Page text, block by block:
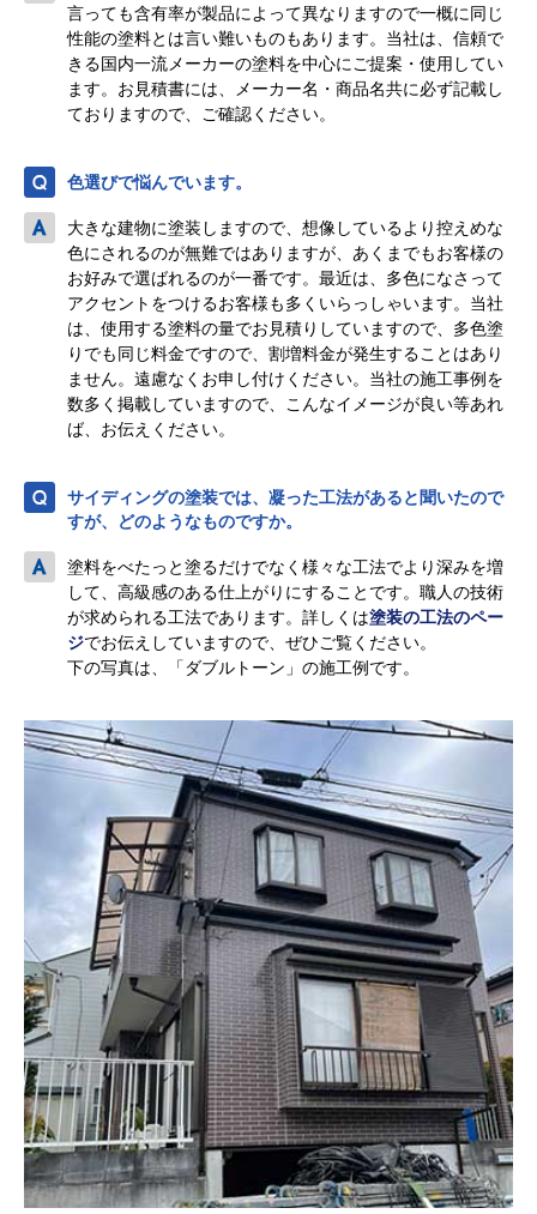
言っても含有率が製品によって異なりますので一概に同じ
性能の塗料とは言い難いものもあります。当社は、信頼で
きる国内一流メーカーの塗料を中心にご提案・使用してい
ます。お見積書には、メーカー名・商品名共に必ず記載し
ておりますので、ご確認ください。
色選びで悩んでいます。
大きな建物に塗装しますので、想像しているより控えめな
色にされるのが無難ではありますが、あくまでもお客様の
お好みで選ばれるのが一番です。最近は、多色になさって
アクセントをつけるお客様も多くいらっしゃいます。当社
は、使用する塗料の量でお見積りしていますので、多色塗
りでも同じ料金ですので、割増料金が発生することはあり
ません。遠慮なくお申し付けください。当社の施工事例を
数多く掲載していますので、こんなイメージが良い等あれ
ば、お伝えください。
サイディングの塗装では、凝った工法があると聞いたので
すが、どのようなものですか。
塗料をべたっと塗るだけでなく様々な工法でより深みを増
して、高級感のある仕上がりにすることです。職人の技術
が求められる工法であります。詳しくは塗装の工法のペー
ジでお伝えしていますので、ぜひご覧ください。
下の写真は、「ダブルトーン」の施工例です。